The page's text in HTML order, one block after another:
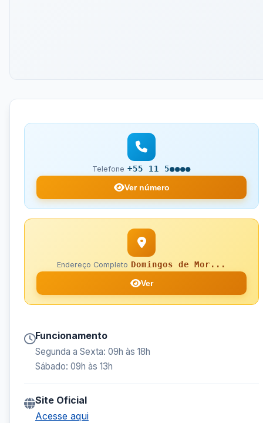
Telefone +55 11 5●●●●
Ver número
Endereço Completo Domingos de Mor...
Ver
Funcionamento
Segunda a Sexta: 09h às 18h
Sábado: 09h às 13h
Site Oficial
Acesse aqui